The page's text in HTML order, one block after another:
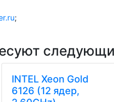
;
INTEL Xeon Gold
6126 (12 ядер,